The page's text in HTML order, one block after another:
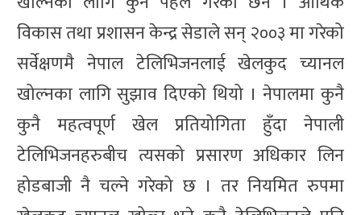
विकास तथा प्रशासन केन्द्र सेडाले सन् २००३ मा गरेको
सर्वेक्षणमै नेपाल टेलिभिजनलाई खेलकुद च्यानल
खोल्नका लागि सुझाव दिएको थियो । नेपालमा कुनै
कुनै महत्वपूर्ण खेल प्रतियोगिता हुँदा नेपाली
टेलिभिजनहरुबीच त्यसको प्रसारण अधिकार लिन
होडबाजी नै चल्ने गरेको छ । तर नियमित रुपमा